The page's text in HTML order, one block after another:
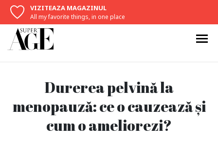
VIZITEAZA MAGAZINUL
All my favorite things, in one place
Durerea pelvină la
menopauză: ce o cauzează și
cum o ameliorezi?